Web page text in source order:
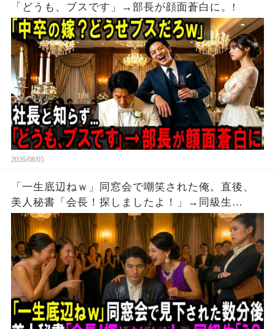
「どうも、ブスです」→部長が顔面蒼白に。!
2026/08/05
「一生底辺ねｗ」同窓会で嘲笑された俺。直後、
美人秘書「会長！探しましたよ！」→同級生
「え？」。